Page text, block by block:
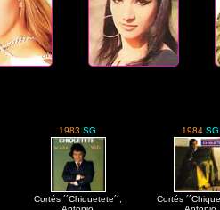
1983SG
Cortés ´´Chiquetete´´,
1984SG
Cortés